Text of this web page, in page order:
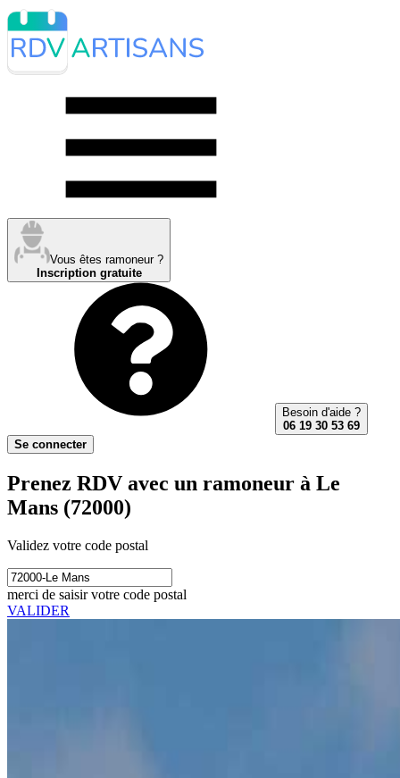
Vous êtes ramoneur ?
Inscription gratuite
Besoin d'aide ?
06 19 30 53 69
Se connecter
Prenez RDV avec un ramoneur à Le
Mans (72000)
Validez votre code postal
merci de saisir votre code postal
VALIDER